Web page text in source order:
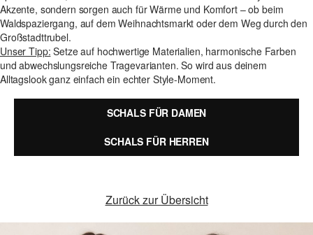
Akzente, sondern sorgen auch für Wärme und Komfort – ob beim
Waldspaziergang, auf dem Weihnachtsmarkt oder dem Weg durch den
Großstadttrubel.
Unser Tipp: Setze auf hochwertige Materialien, harmonische Farben
und abwechslungsreiche Tragevarianten. So wird aus deinem
Alltagslook ganz einfach ein echter Style-Moment.
SCHALS FÜR DAMEN
SCHALS FÜR HERREN
Zurück zur Übersicht